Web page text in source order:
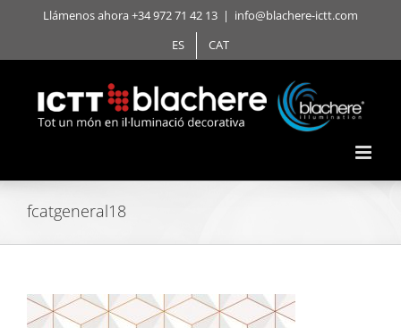
Llámenos ahora +34 972 71 42 13 | info@blachere-ictt.com
ES
CAT
fcatgeneral18